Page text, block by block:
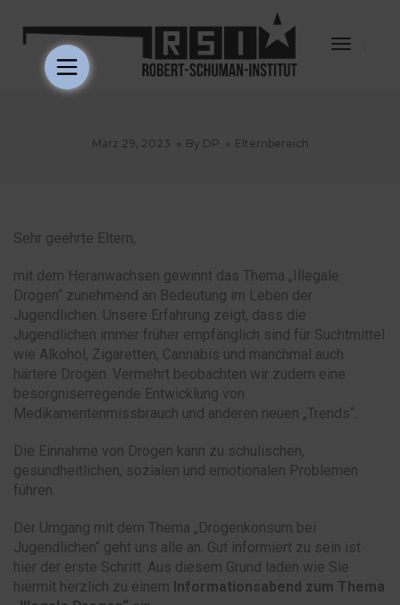
Toggle
März 29, 2023 By DP Elternbereich
Sehr geehrte Eltern,
mit dem Heranwachsen gewinnt das Thema „Illegale
Drogen“ zunehmend an Bedeutung im Leben der
Jugendlichen. Unsere Erfahrung zeigt, dass die
Jugendlichen immer früher empfänglich sind für Suchtmittel
wie Alkohol, Zigaretten, Cannabis und manchmal auch
härtere Drogen. Vermehrt beobachten wir zudem eine
besorgniserregende Entwicklung von
Medikamentenmissbrauch und anderen neuen „Trends“.
Die Einnahme von Drogen kann zu schulischen,
gesundheitlichen, sozialen und emotionalen Problemen
führen.
Der Umgang mit dem Thema „Drogenkonsum bei
Jugendlichen“ geht uns alle an. Gut informiert zu sein ist
hier der erste Schritt. Aus diesem Grund laden wie Sie
hiermit herzlich zu einem Informationsabend zum Thema